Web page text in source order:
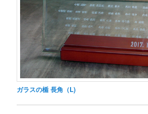
ガラスの楯 長角（L)